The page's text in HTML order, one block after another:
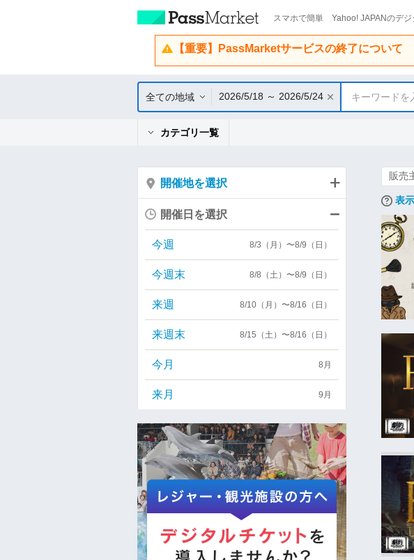
スマホで簡単 Yahoo! JAPANのデジ
【重要】PassMarketサービスの終了について
全ての地域 2026/5/18 ～ 2026/5/24 キーワードを
カテゴリ一覧
販売
表
開催地を選択
開催日を選択
今週 8/3（月）〜8/9（日）
今週末 8/8（土）〜8/9（日）
来週 8/10（月）〜8/16（日）
来週末 8/15（土）〜8/16（日）
今月 8月
来月 9月